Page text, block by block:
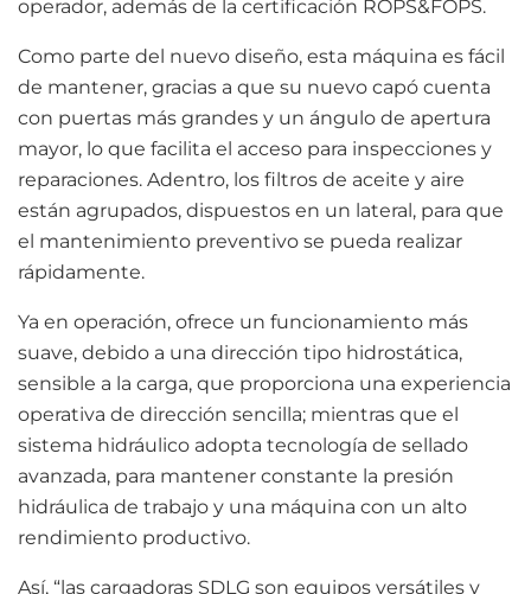
operador, además de la certificación ROPS&FOPS.
Como parte del nuevo diseño, esta máquina es fácil
de mantener, gracias a que su nuevo capó cuenta
con puertas más grandes y un ángulo de apertura
mayor, lo que facilita el acceso para inspecciones y
reparaciones. Adentro, los filtros de aceite y aire
están agrupados, dispuestos en un lateral, para que
el mantenimiento preventivo se pueda realizar
rápidamente.
Ya en operación, ofrece un funcionamiento más
suave, debido a una dirección tipo hidrostática,
sensible a la carga, que proporciona una experiencia
operativa de dirección sencilla; mientras que el
sistema hidráulico adopta tecnología de sellado
avanzada, para mantener constante la presión
hidráulica de trabajo y una máquina con un alto
rendimiento productivo.
Así, “las cargadoras SDLG son equipos versátiles y